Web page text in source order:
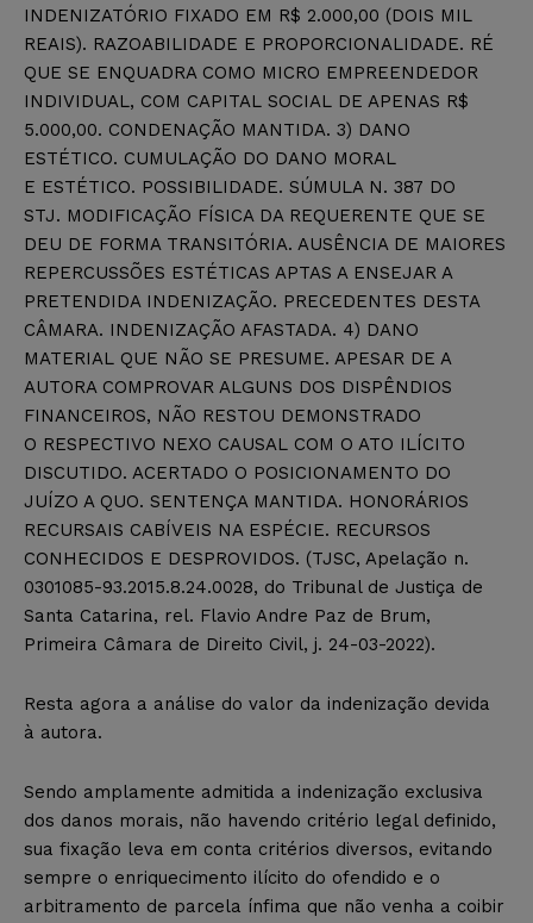
INDENIZATÓRIO FIXADO EM R$ 2.000,00 (DOIS MIL
REAIS). RAZOABILIDADE E PROPORCIONALIDADE. RÉ
QUE SE ENQUADRA COMO MICRO EMPREENDEDOR
INDIVIDUAL, COM CAPITAL SOCIAL DE APENAS R$
5.000,00. CONDENAÇÃO MANTIDA. 3) DANO
ESTÉTICO. CUMULAÇÃO DO DANO MORAL
E ESTÉTICO. POSSIBILIDADE. SÚMULA N. 387 DO
STJ. MODIFICAÇÃO FÍSICA DA REQUERENTE QUE SE
DEU DE FORMA TRANSITÓRIA. AUSÊNCIA DE MAIORES
REPERCUSSÕES ESTÉTICAS APTAS A ENSEJAR A
PRETENDIDA INDENIZAÇÃO. PRECEDENTES DESTA
CÂMARA. INDENIZAÇÃO AFASTADA. 4) DANO
MATERIAL QUE NÃO SE PRESUME. APESAR DE A
AUTORA COMPROVAR ALGUNS DOS DISPÊNDIOS
FINANCEIROS, NÃO RESTOU DEMONSTRADO
O RESPECTIVO NEXO CAUSAL COM O ATO ILÍCITO
DISCUTIDO. ACERTADO O POSICIONAMENTO DO
JUÍZO A QUO. SENTENÇA MANTIDA. HONORÁRIOS
RECURSAIS CABÍVEIS NA ESPÉCIE. RECURSOS
CONHECIDOS E DESPROVIDOS. (TJSC, Apelação n.
0301085-93.2015.8.24.0028, do Tribunal de Justiça de
Santa Catarina, rel. Flavio Andre Paz de Brum,
Primeira Câmara de Direito Civil, j. 24-03-2022).
Resta agora a análise do valor da indenização devida
à autora.
Sendo amplamente admitida a indenização exclusiva
dos danos morais, não havendo critério legal definido,
sua fixação leva em conta critérios diversos, evitando
sempre o enriquecimento ilícito do ofendido e o
arbitramento de parcela ínfima que não venha a coibir